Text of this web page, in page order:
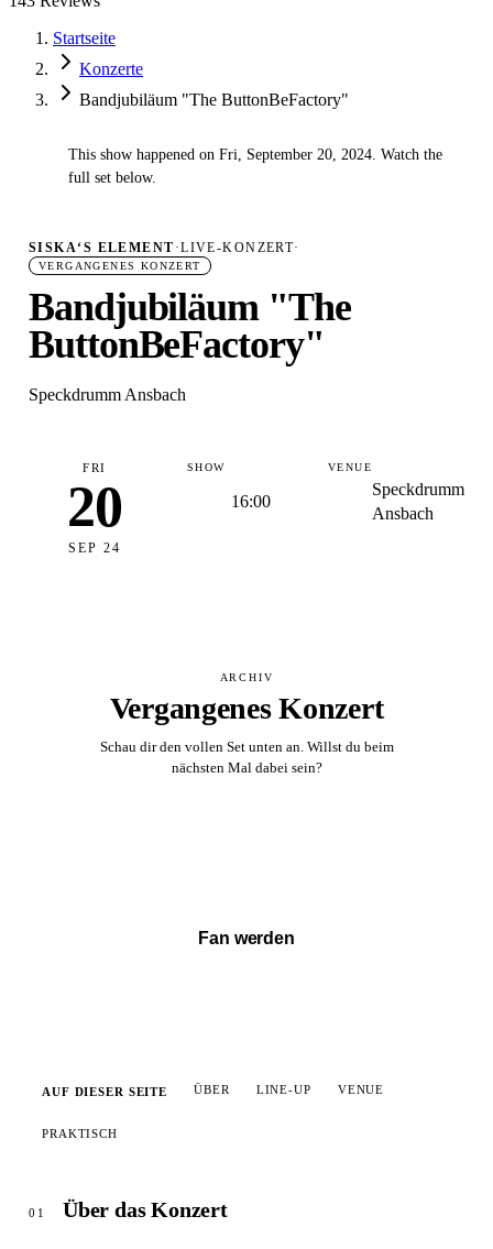
Startseite
Konzerte
Bandjubiläum "The ButtonBeFactory"
This show happened on Fri, September 20, 2024. Watch the
full set below.
SISKA‘S ELEMENT ·LIVE-KONZERT·
VERGANGENES KONZERT
Bandjubiläum "The
ButtonBeFactory"
Speckdrumm Ansbach
FRI
20
SEP 24
SHOW
16:00
VENUE
Speckdrumm
Ansbach
ARCHIV
Vergangenes Konzert
Schau dir den vollen Set unten an. Willst du beim
nächsten Mal dabei sein?
Fan werden
AUF DIESER SEITE ÜBER LINE-UP VENUE
PRAKTISCH
01 Über das Konzert